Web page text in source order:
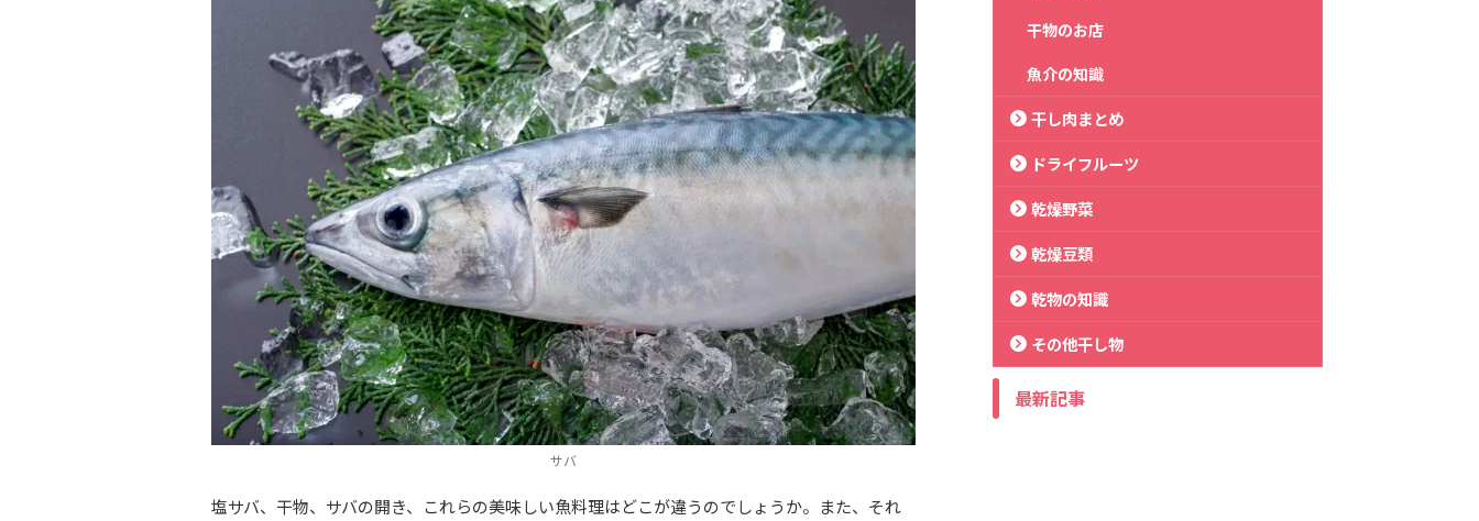
サバ
塩サバ、干物、サバの開き、これらの美味しい魚料理はどこが違うのでしょうか。また、それ
干物のお店
魚介の知識
干し肉まとめ
ドライフルーツ
乾燥野菜
乾燥豆類
乾物の知識
その他干し物
最新記事